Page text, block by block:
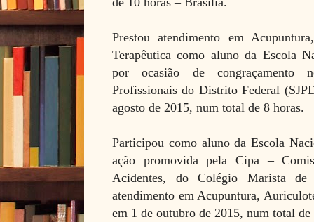
Prestou atendimento em
Terapêutica como aluno da Escola
por ocasião de congraçamento
Profissionais do Distrito Federal
agosto de 2015, num total de 8 horas.
Participou como aluno da Escola
ação promovida pela Cipa –
Acidentes, do Colégio Marista
atendimento em Acupuntura,
em 1 de outubro de 2015, num total de